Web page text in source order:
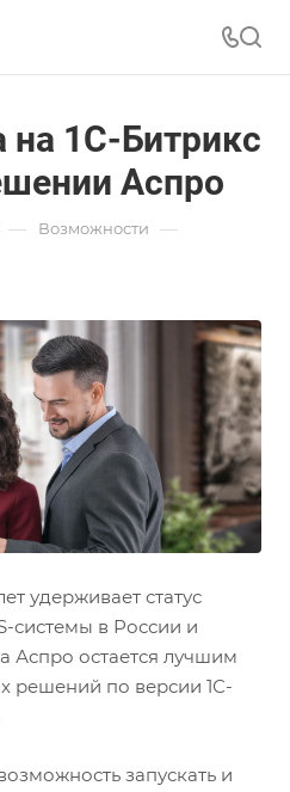
на 1С-Битрикс
Аспро
— Возможности —
удерживает статус
системы в России и
Аспро остается лучшим
решений по версии 1С-
запускать и